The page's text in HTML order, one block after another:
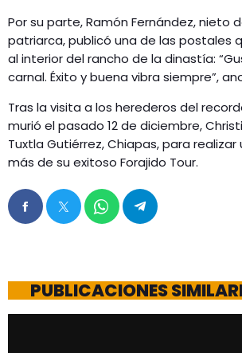
Por su parte, Ramón Fernández, nieto
patriarca, publicó una de las postales
al interior del rancho de la dinastía:
carnal. Éxito y buena vibra siempre”,
Tras la visita a los herederos del
murió el pasado 12 de diciembre,
Tuxtla Gutiérrez, Chiapas, para
más de su exitoso Forajido Tour.
PUBLICACIONES